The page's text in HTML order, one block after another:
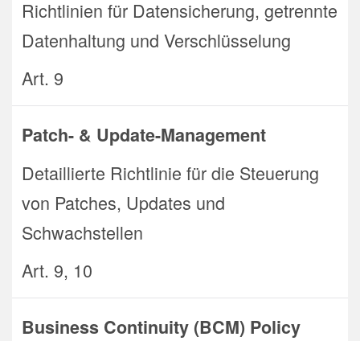
Richtlinien für Datensicherung, getrennte
Datenhaltung und Verschlüsselung
Art. 9
Patch- & Update-Management
Detaillierte Richtlinie für die Steuerung
von Patches, Updates und
Schwachstellen
Art. 9, 10
Business Continuity (BCM) Policy